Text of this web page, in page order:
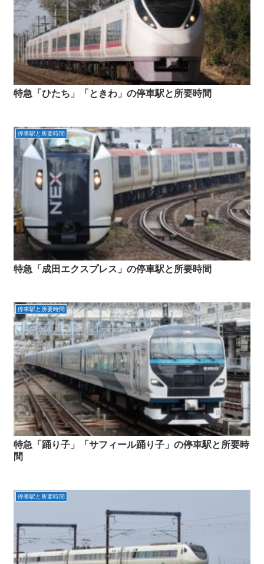
特急「ひたち」「ときわ」の停車駅と所要時間
停車駅と所要時間
特急「成田エクスプレス」の停車駅と所要時間
停車駅と所要時間
特急「踊り子」「サフィール踊り子」の停車駅と所要時
間
停車駅と所要時間